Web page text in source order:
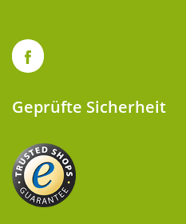
Geprüfte Sicherheit